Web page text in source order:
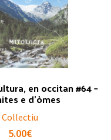
en occitan #64 –
e d’òmes
Collectiu
5.00€